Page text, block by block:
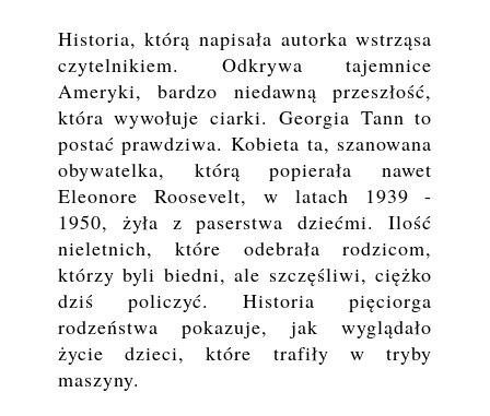
Historia, którą napisała autorka wstrząsa
czytelnikiem. Odkrywa tajemnice
Ameryki, bardzo niedawną przeszłość,
która wywołuje ciarki. Georgia Tann to
postać prawdziwa. Kobieta ta, szanowana
obywatelka, którą popierała nawet
Eleonore Roosevelt, w latach 1939 -
1950, żyła z paserstwa dziećmi. Ilość
nieletnich, które odebrała rodzicom,
którzy byli biedni, ale szczęśliwi, ciężko
dziś policzyć. Historia pięciorga
rodzeństwa pokazuje, jak wyglądało
życie dzieci, które trafiły w tryby
maszyny.